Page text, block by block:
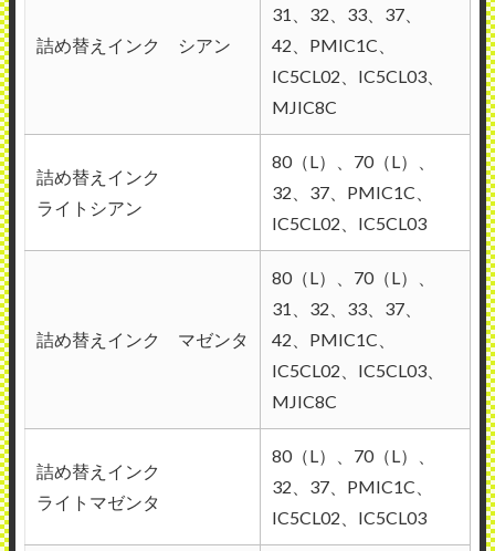
詰め替えインク シアン
31、32、33、37、
42、PMIC1C、
IC5CL02、IC5CL03、
MJIC8C
詰め替えインク
ライトシアン
80（L）、70（L）、
32、37、PMIC1C、
IC5CL02、IC5CL03
詰め替えインク マゼンタ
80（L）、70（L）、
31、32、33、37、
42、PMIC1C、
IC5CL02、IC5CL03、
MJIC8C
詰め替えインク
ライトマゼンタ
80（L）、70（L）、
32、37、PMIC1C、
IC5CL02、IC5CL03